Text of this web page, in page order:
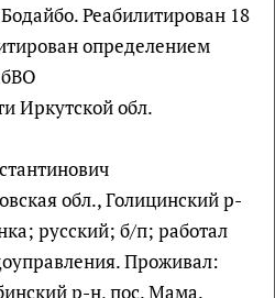
Реабилитирован 18
определением
Иркутской обл.
обл., Голицинский р-
русский; б/п; работал
Проживал:
р-н, пос. Мама.